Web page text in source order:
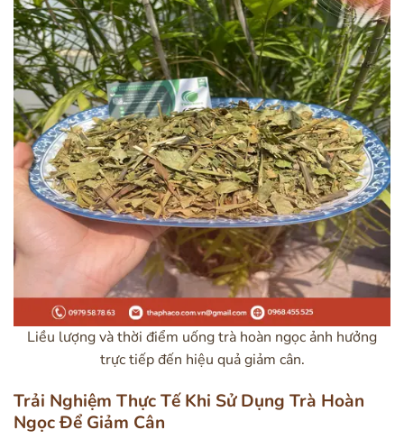
Liều lượng và thời điểm uống trà hoàn ngọc ảnh hưởng
trực tiếp đến hiệu quả giảm cân.
Trải Nghiệm Thực Tế Khi Sử Dụng Trà Hoàn
Ngọc Để Giảm Cân